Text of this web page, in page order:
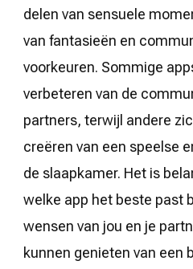
delen van sensuele
van fantasieën en
voorkeuren. Sommige
verbeteren van de
partners, terwijl andere
creëren van een speelse
de slaapkamer. Het is
welke app het beste past
wensen van jou en je
kunnen genieten van een